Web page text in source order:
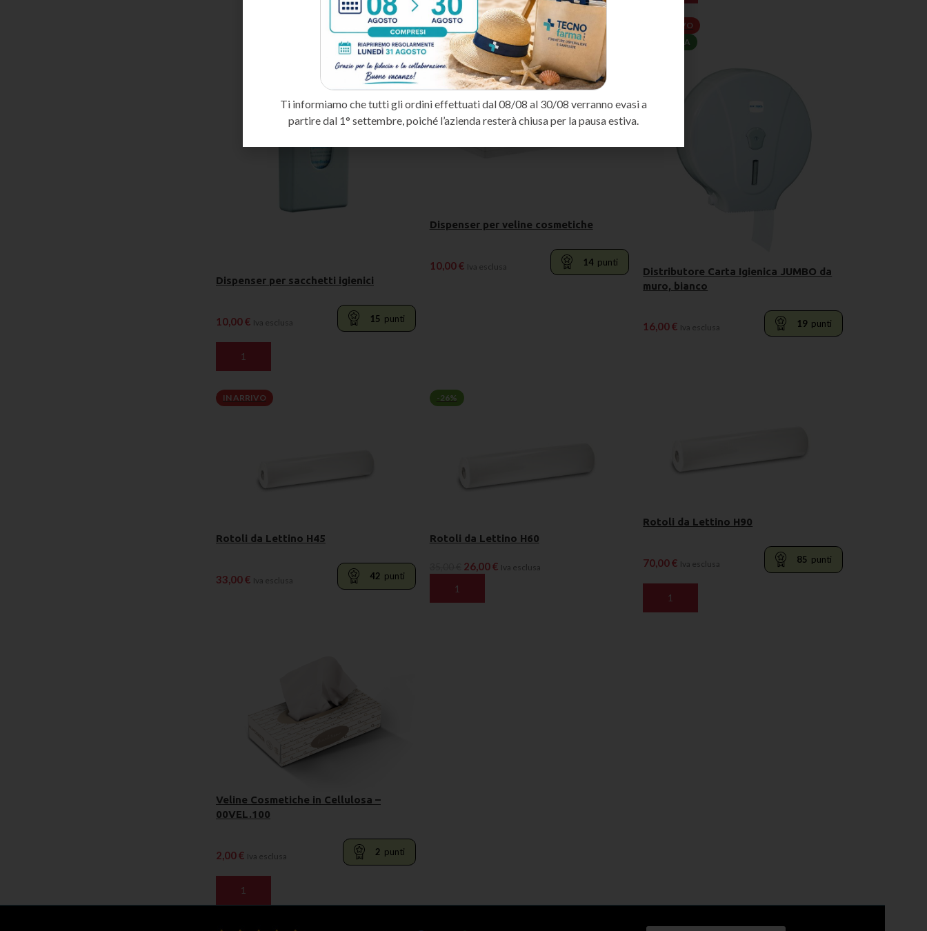
Dispenser per sacchetti igienici
10,00€ Iva esclusa 15 punti
AGGIUNGI AL CARRELLO
Dispenser per veline cosmetiche
10,00€ Iva esclusa 14 punti
IN ARRIVO
PRENOTA
Distributore Carta Igienica JUMBO da
muro, bianco
16,00€ Iva esclusa 19 punti
IN ARRIVO
Rotoli da Lettino H45
33,00€ Iva esclusa 42 punti
-26%
Rotoli da Lettino H60
26,00€ Iva esclusa
AGGIUNGI AL CARRELLO
Rotoli da Lettino H90
70,00€ Iva esclusa 85 punti
AGGIUNGI AL CARRELLO
Veline Cosmetiche in Cellulosa –
00VEL.100
2,00€ Iva esclusa 2 punti
AGGIUNGI AL CARRELLO
Ti informiamo che tutti gli ordini effettuati dal 08/08 al 30/08 verranno evasi a
partire dal 1° settembre, poiché l’azienda resterà chiusa per la pausa estiva.